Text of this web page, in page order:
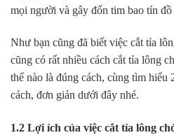
mọi người và gây đốn tim bao tín
Như bạn cũng đã biết việc cắt tỉa
cũng có rất nhiều cách cắt tỉa lông
thế nào là đúng cách, cùng tìm hiểu
cách, đơn giản dưới đây nhé.
1.2 Lợi ích của việc cắt tỉa lông